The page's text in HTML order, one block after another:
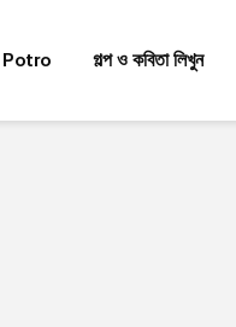
গল্প ও কবিতা লিখুন